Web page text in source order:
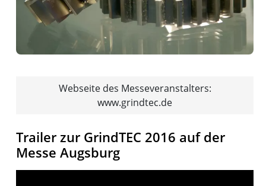
Webseite des Messeveranstalters:
www.grindtec.de
Trailer zur GrindTEC 2016 auf der
Messe Augsburg